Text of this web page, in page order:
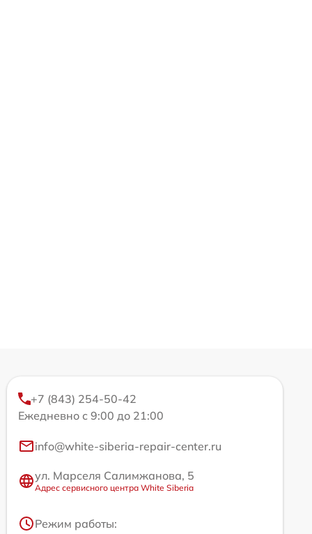
+7 (843) 254-50-42
Ежедневно с 9:00 до 21:00
info@white-siberia-repair-center.ru
ул. Марселя Салимжанова, 5
Адрес сервисного центра White Siberia
Режим работы: